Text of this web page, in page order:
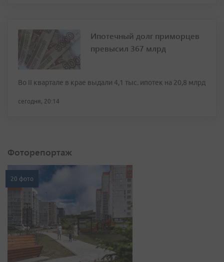
Ипотечный долг приморцев
превысил 367 млрд
Во II квартале в крае выдали 4,1 тыс. ипотек на 20,8 млрд
сегодня, 20:14
Фоторепортаж
20 фото